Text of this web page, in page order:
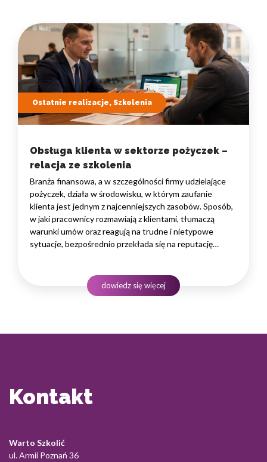
Ostatnie realizacje, Szkolenia
Obsługa klienta w sektorze pożyczek –
relacja ze szkolenia
Branża finansowa, a w szczególności firmy udzielające
pożyczek, działa w środowisku, w którym zaufanie
klienta jest jednym z najcenniejszych zasobów. Sposób,
w jaki pracownicy rozmawiają z klientami, tłumaczą
warunki umów oraz reagują na trudne i nietypowe
sytuacje, bezpośrednio przekłada się na reputację
produktowej, lecz także rozwiniętych kompetencji
komunikacyjnych, empatii…
dowiedz się więcej
Kontakt
Warto Szkolić
ul. Armii Poznań 36